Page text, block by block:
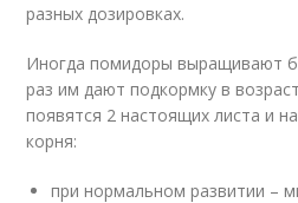
разных дозировках.
Иногда помидоры выращивают
раз им дают подкормку в
появятся 2 настоящих листа и
корня:
при нормальном развитии –